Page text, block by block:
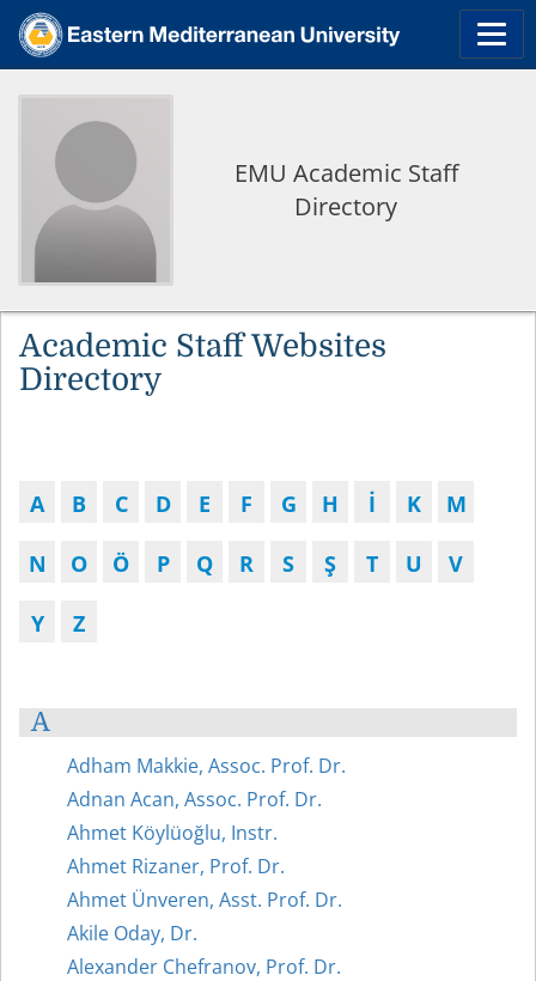
EMU Academic Staff
Directory
Academic Staff Websites
Directory
A B C D E F G H İ K M
N O Ö P Q R S Ş T U V
Y Z
A
Adham Makkie, Assoc. Prof. Dr.
Adnan Acan, Assoc. Prof. Dr.
Ahmet Köylüoğlu, Instr.
Ahmet Rizaner, Prof. Dr.
Ahmet Ünveren, Asst. Prof. Dr.
Akile Oday, Dr.
Alexander Chefranov, Prof. Dr.